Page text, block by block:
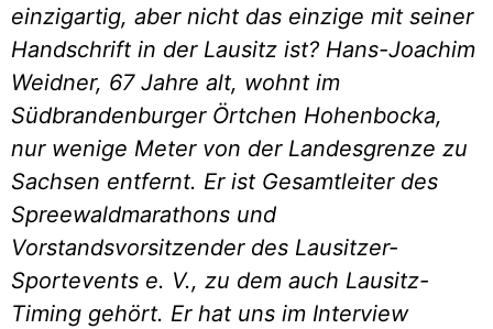
einzigartig, aber nicht das einzige mit seiner
Handschrift in der Lausitz ist? Hans-Joachim
Weidner, 67 Jahre alt, wohnt im
Südbrandenburger Örtchen Hohenbocka,
nur wenige Meter von der Landesgrenze zu
Sachsen entfernt. Er ist Gesamtleiter des
Spreewaldmarathons und
Vorstandsvorsitzender des Lausitzer-
Sportevents e. V., zu dem auch Lausitz-
Timing gehört. Er hat uns im Interview